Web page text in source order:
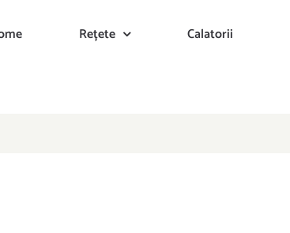
Rețete Calatorii